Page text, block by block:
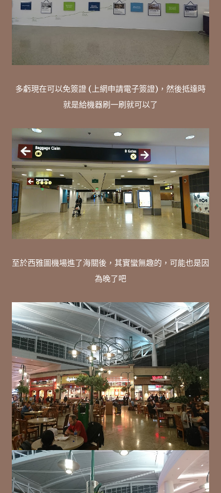
多虧現在可以免簽證 (上網申請電子簽證)，然後抵達時
就是給機器刷一刷就可以了
至於西雅圖機場進了海關後，其實蠻無趣的，可能也是因
為晚了吧